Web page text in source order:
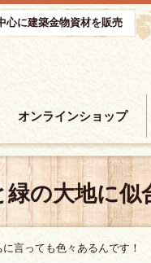
心に建築金物資材を販売
オンラインショップ
の大地に似
言っても色々あるんです！